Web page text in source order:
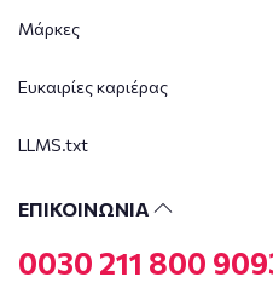
Μάρκες
Ευκαιρίες καριέρας
LLMS.txt
ΕΠΙΚΟΙΝΩΝΙΑ
0030 211 800